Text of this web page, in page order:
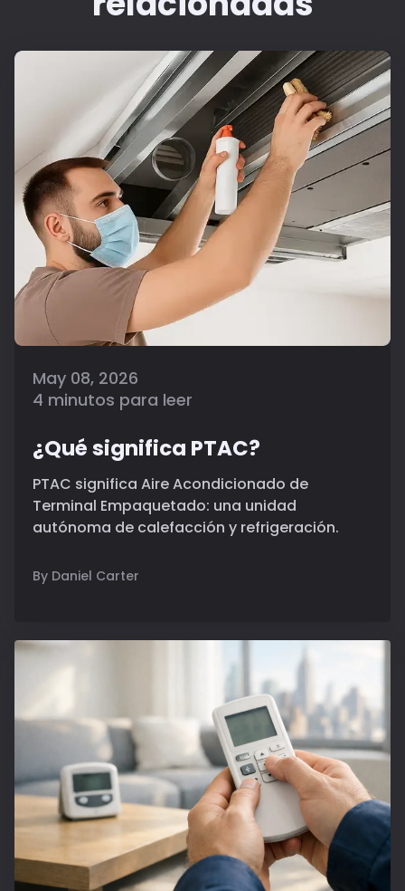
May 08, 2026
4 minutos para leer
¿Qué significa PTAC?
PTAC significa Aire Acondicionado de
Terminal Empaquetado: una unidad
autónoma de calefacción y refrigeración.
By Daniel Carter